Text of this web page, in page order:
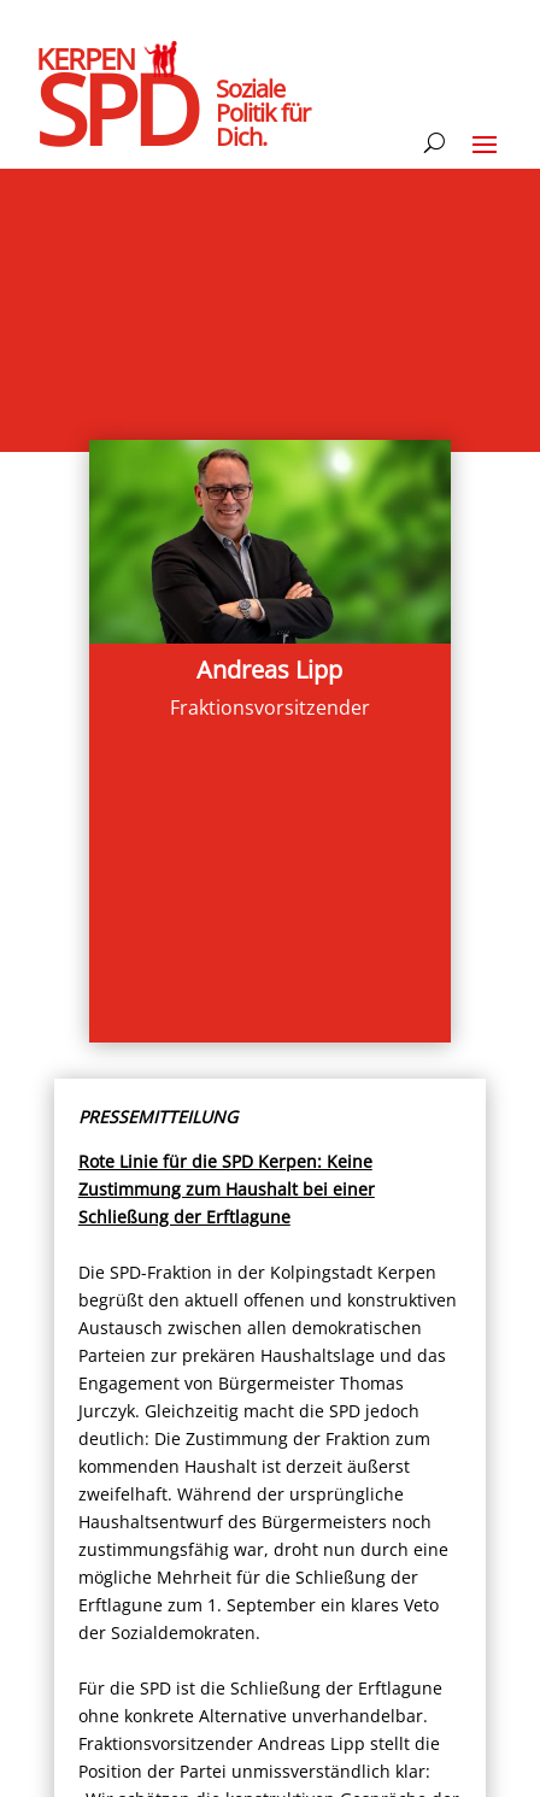
SPD
KERPEN
Soziale
Politik für
Dich.
Andreas Lipp
Fraktionsvorsitzender
PRESSEMITTEILUNG
Rote Linie für die SPD Kerpen: Keine
Zustimmung zum Haushalt bei einer
Schließung der Erftlagune
Die SPD-Fraktion in der Kolpingstadt Kerpen
begrüßt den aktuell offenen und konstruktiven
Austausch zwischen allen demokratischen
Parteien zur prekären Haushaltslage und das
Engagement von Bürgermeister Thomas
Jurczyk. Gleichzeitig macht die SPD jedoch
deutlich: Die Zustimmung der Fraktion zum
kommenden Haushalt ist derzeit äußerst
zweifelhaft. Während der ursprüngliche
Haushaltsentwurf des Bürgermeisters noch
zustimmungsfähig war, droht nun durch eine
mögliche Mehrheit für die Schließung der
Erftlagune zum 1. September ein klares Veto
der Sozialdemokraten.
Für die SPD ist die Schließung der Erftlagune
ohne konkrete Alternative unverhandelbar.
Fraktionsvorsitzender Andreas Lipp stellt die
Position der Partei unmissverständlich klar: